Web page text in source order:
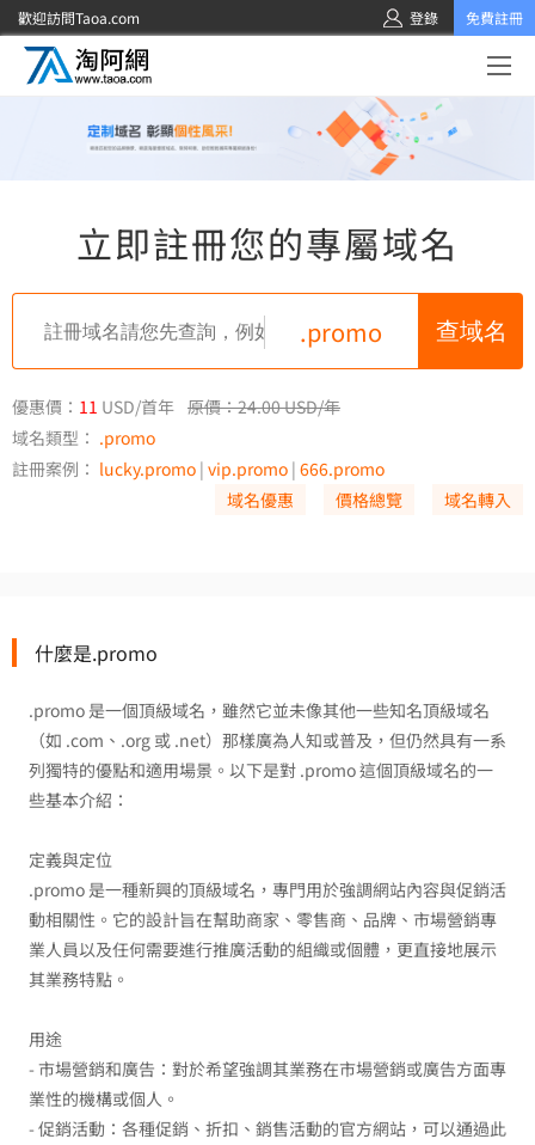
歡迎訪問Taoa.com 登錄 免費註冊
立即註冊您的專屬域名
.promo
優惠價： 11 USD/首年 原價：24.00 USD/年
域名類型： .promo
註冊案例： lucky.promo | vip.promo | 666.promo
域名優惠
價格總覽 域名轉入
什麼是.promo
.promo 是一個頂級域名，雖然它並未像其他一些知名頂級域名
（如 .com、.org 或 .net）那樣廣為人知或普及，但仍然具有一系
列獨特的優點和適用場景。以下是對 .promo 這個頂級域名的一
些基本介紹：
定義與定位
.promo 是一種新興的頂級域名，專門用於強調網站內容與促銷活
動相關性。它的設計旨在幫助商家、零售商、品牌、市場營銷專
業人員以及任何需要進行推廣活動的組織或個體，更直接地展示
其業務特點。
用途
- 市場營銷和廣告：對於希望強調其業務在市場營銷或廣告方面專
業性的機構或個人。
- 促銷活動：各種促銷、折扣、銷售活動的官方網站，可以通過此